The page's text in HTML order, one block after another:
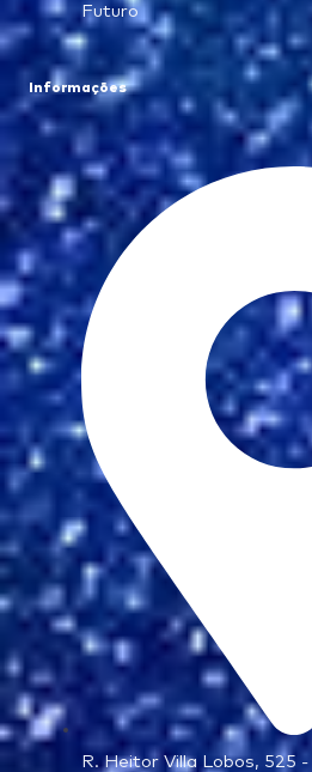
Futuro
Informações
R. Heitor Villa Lobos, 525